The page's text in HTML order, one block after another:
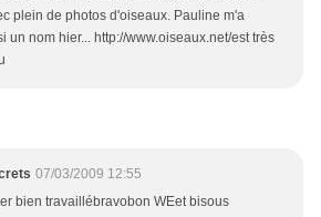
plein de photos d'oiseaux. Pauline m'a
un nom hier... http://www.oiseaux.net/est très
07/03/2009 12:55
bien travaillébravobon WEet bisous